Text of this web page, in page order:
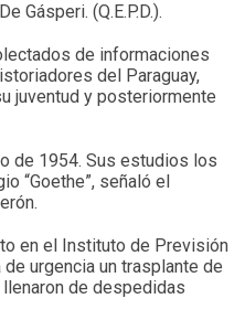
Gásperi. (Q.E.P.D.).
de informaciones
del Paraguay,
juventud y posteriormente
de 1954. Sus estudios los
“Goethe”, señaló el
en el Instituto de Previsión
urgencia un trasplante de
de despedidas